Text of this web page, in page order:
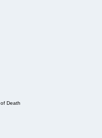
Death